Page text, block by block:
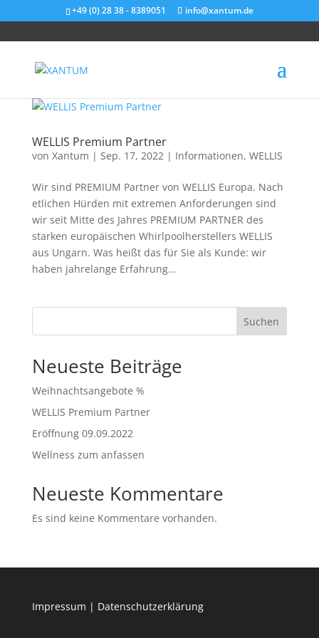
+49 (0) 28 38 - 8389051 info@xantum.de
WELLIS Premium Partner
von Xantum | Sep. 17, 2022| Informationen, WELLIS
Wir sind PREMIUM Partner von WELLIS Europa. Nach
etlichen Hürden mit extremen Anforderungen sind
wir seit Mitte des Jahres PREMIUM PARTNER des
starken europäischen Whirlpoolherstellers WELLIS
aus Ungarn. Was heißt das für Sie als Kunde: wir
haben jahrelange Erfahrung...
Suchen
Neueste Beiträge
Weihnachtsangebote %
WELLIS Premium Partner
Eröffnung 09.09.2022
Wellness zum anfassen
Neueste Kommentare
Es sind keine Kommentare vorhanden.
Impressum | Datenschutzerklärung